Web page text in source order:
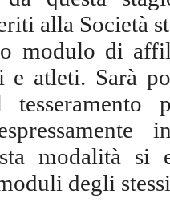
alla Società
modulo di
atleti. Sarà
tesseramento
modalità si
degli